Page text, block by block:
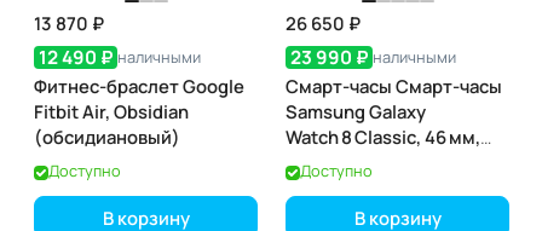
13 870 ₽
12 490 ₽ наличными
Фитнес-браслет Google
Fitbit Air, Obsidian
(обсидиановый)
Доступно
В корзину
26 650 ₽
23 990 ₽ наличными
Смарт-часы Смарт-часы
Samsung Galaxy
Watch 8 Classic, 46 мм,
Black (чёрный)
Доступно
В корзину